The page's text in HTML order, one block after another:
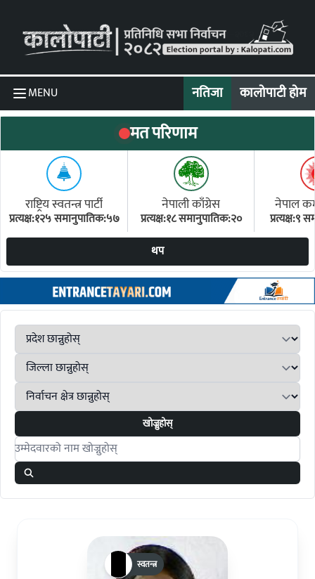
MENU नतिजा कालोपाटी होम
मत परिणाम
राष्ट्रिय स्वतन्त्र पार्टी
प्रत्यक्ष:१२५ समानुपातिक:५७
नेपाली काँग्रेस
प्रत्यक्ष:१८ समानुपातिक:२०
नेपाल
प्रत्यक्ष:९
थप
खोज्नुहोस्
Search candidates
स्वतन्त्र